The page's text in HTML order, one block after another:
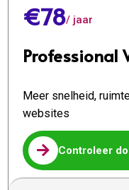
€78/ jaar
Professional
Meer snelheid,
websites
 Controleer